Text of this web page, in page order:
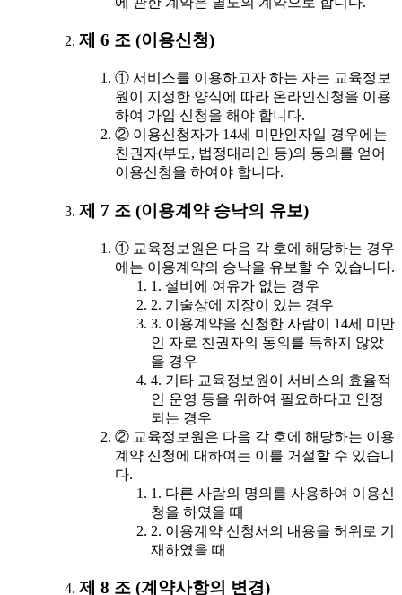
제 6 조 (이용신청)
① 서비스를 이용하고자 하는 자는 교육정보
원이 지정한 양식에 따라 온라인신청을 이용
하여 가입 신청을 해야 합니다.
② 이용신청자가 14세 미만인자일 경우에는
친권자(부모, 법정대리인 등)의 동의를 얻어
이용신청을 하여야 합니다.
제 7 조 (이용계약 승낙의 유보)
① 교육정보원은 다음 각 호에 해당하는 경우
에는 이용계약의 승낙을 유보할 수 있습니다.
1. 설비에 여유가 없는 경우
2. 기술상에 지장이 있는 경우
3. 이용계약을 신청한 사람이 14세 미만
인 자로 친권자의 동의를 득하지 않았
을 경우
4. 기타 교육정보원이 서비스의 효율적
인 운영 등을 위하여 필요하다고 인정
되는 경우
② 교육정보원은 다음 각 호에 해당하는 이용
계약 신청에 대하여는 이를 거절할 수 있습니
다.
1. 다른 사람의 명의를 사용하여 이용신
청을 하였을 때
2. 이용계약 신청서의 내용을 허위로 기
재하였을 때
제 8 조 (계약사항의 변경)